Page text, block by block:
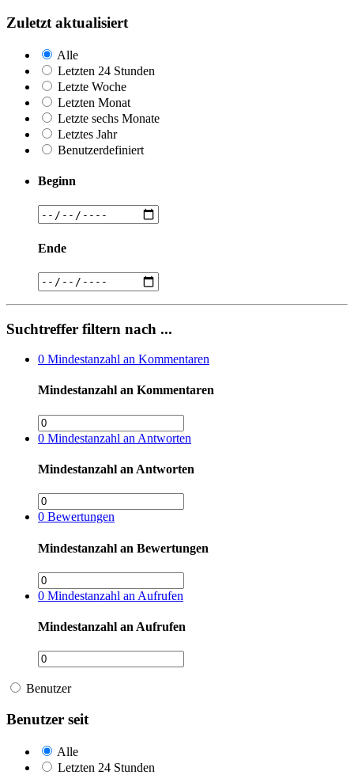
Zuletzt aktualisiert
Alle
Letzten 24 Stunden
Letzte Woche
Letzten Monat
Letzte sechs Monate
Letztes Jahr
Benutzerdefiniert
Beginn
Ende
Suchtreffer filtern nach ...
0 Mindestanzahl an Kommentaren
Mindestanzahl an Kommentaren
0 Mindestanzahl an Antworten
Mindestanzahl an Antworten
0 Bewertungen
Mindestanzahl an Bewertungen
0 Mindestanzahl an Aufrufen
Mindestanzahl an Aufrufen
Benutzer
Benutzer seit
Alle
Letzten 24 Stunden